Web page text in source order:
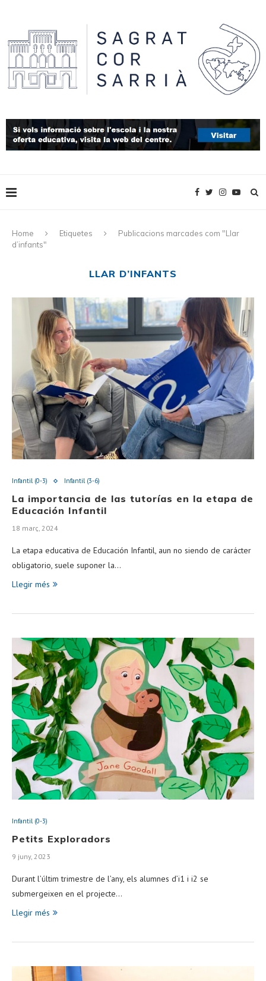
Home Etiquetes
Publicacions marcades com "Llar
d’infants"
LLAR D’INFANTS
Infantil (0-3) Infantil (3-6)
La importancia de las tutorías en la etapa de
Educación Infantil
18 març, 2024
La etapa educativa de Educación Infantil, aun no siendo de carácter
obligatorio, suele suponer la…
Llegir més
Infantil (0-3)
Petits Exploradors
9 juny, 2023
Durant l’últim trimestre de l’any, els alumnes d’i1 i i2 se
submergeixen en el projecte…
Llegir més